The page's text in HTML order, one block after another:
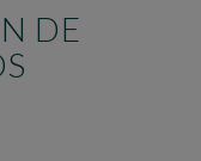
DE